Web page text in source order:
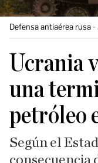
Defensa antiaérea rusa
Ucrania
una
petróleo
Según el
consecuencia